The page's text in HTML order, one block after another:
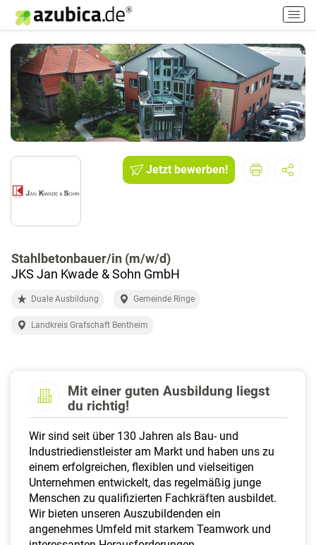
H
a
u
p
t
m
e
n
ü
i
Jetzt bewerben!
Stahlbetonbauer/in (m/w/d)
JKS Jan Kwade & Sohn GmbH
Duale Ausbildung Gemeinde Ringe
Landkreis Grafschaft Bentheim
Mit einer guten Ausbildung liegst
du richtig!
Wir sind seit über 130 Jahren als Bau- und
Industriedienstleister am Markt und haben uns zu
einem erfolgreichen, flexiblen und vielseitigen
Unternehmen entwickelt, das regelmäßig junge
Menschen zu qualifizierten Fachkräften ausbildet.
Wir bieten unseren Auszubildenden ein
angenehmes Umfeld mit starkem Teamwork und